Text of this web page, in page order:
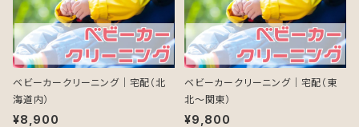
ベビーカークリーニング｜宅配（北
海道内）
¥8,900
ベビーカークリーニング｜宅配（東
北～関東）
¥9,800